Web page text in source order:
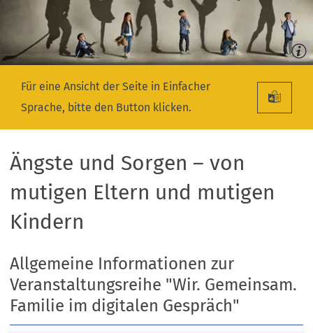
Für eine Ansicht der Seite in Einfacher
Sprache, bitte den Button klicken.
Ängste und Sorgen – von
mutigen Eltern und mutigen
Kindern
Allgemeine Informationen zur
Veranstaltungsreihe "Wir. Gemeinsam.
Familie im digitalen Gespräch"